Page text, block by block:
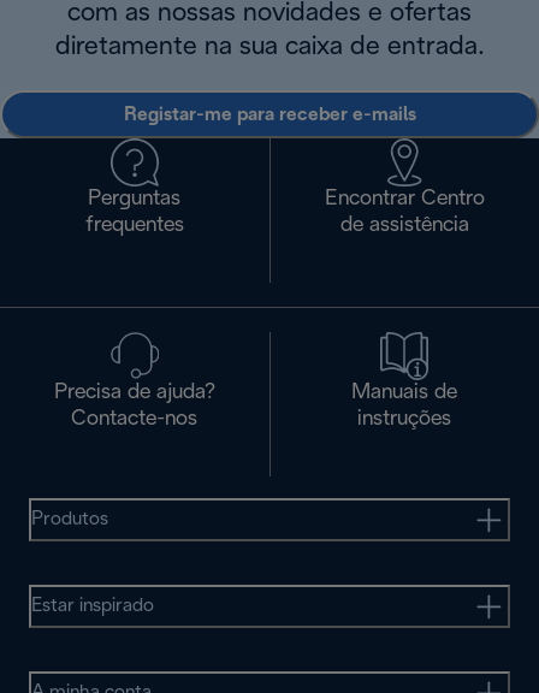
com as nossas novidades e ofertas
diretamente na sua caixa de entrada.
Registar-me para receber e-mails
Perguntas
frequentes
Encontrar Centro
de assistência
Precisa de ajuda?
Contacte-nos
Manuais de
instruções
Produtos
Estar inspirado